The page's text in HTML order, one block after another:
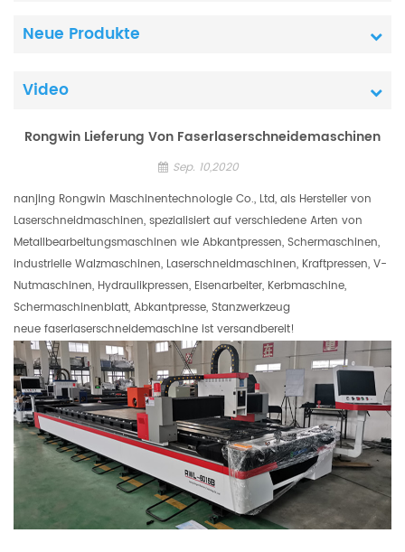
Neue Produkte
Video
Rongwin Lieferung Von Faserlaserschneidemaschinen
Sep. 10,2020
nanjing Rongwin Maschinentechnologie Co., Ltd, als Hersteller von
Laserschneidmaschinen, spezialisiert auf verschiedene Arten von
Metallbearbeitungsmaschinen wie Abkantpressen, Schermaschinen,
industrielle Walzmaschinen, Laserschneidmaschinen, Kraftpressen, V-
Nutmaschinen, Hydraulikpressen, Eisenarbeiter, Kerbmaschine,
Schermaschinenblatt, Abkantpresse, Stanzwerkzeug
neue faserlaserschneidemaschine ist versandbereit!